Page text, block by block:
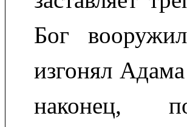
Бог
изгонял
наконец,